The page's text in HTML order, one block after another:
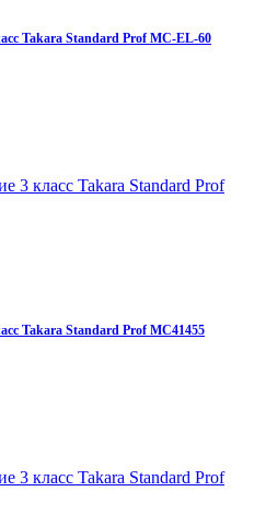
Takara Standard Prof MC-EL-60
Takara Standard Prof MC41455